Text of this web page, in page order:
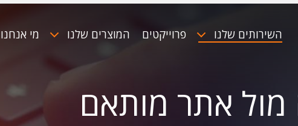
השירותים שלנו פרוייקטים המוצרים שלנו מי אנחנו
מול אתר מותאם